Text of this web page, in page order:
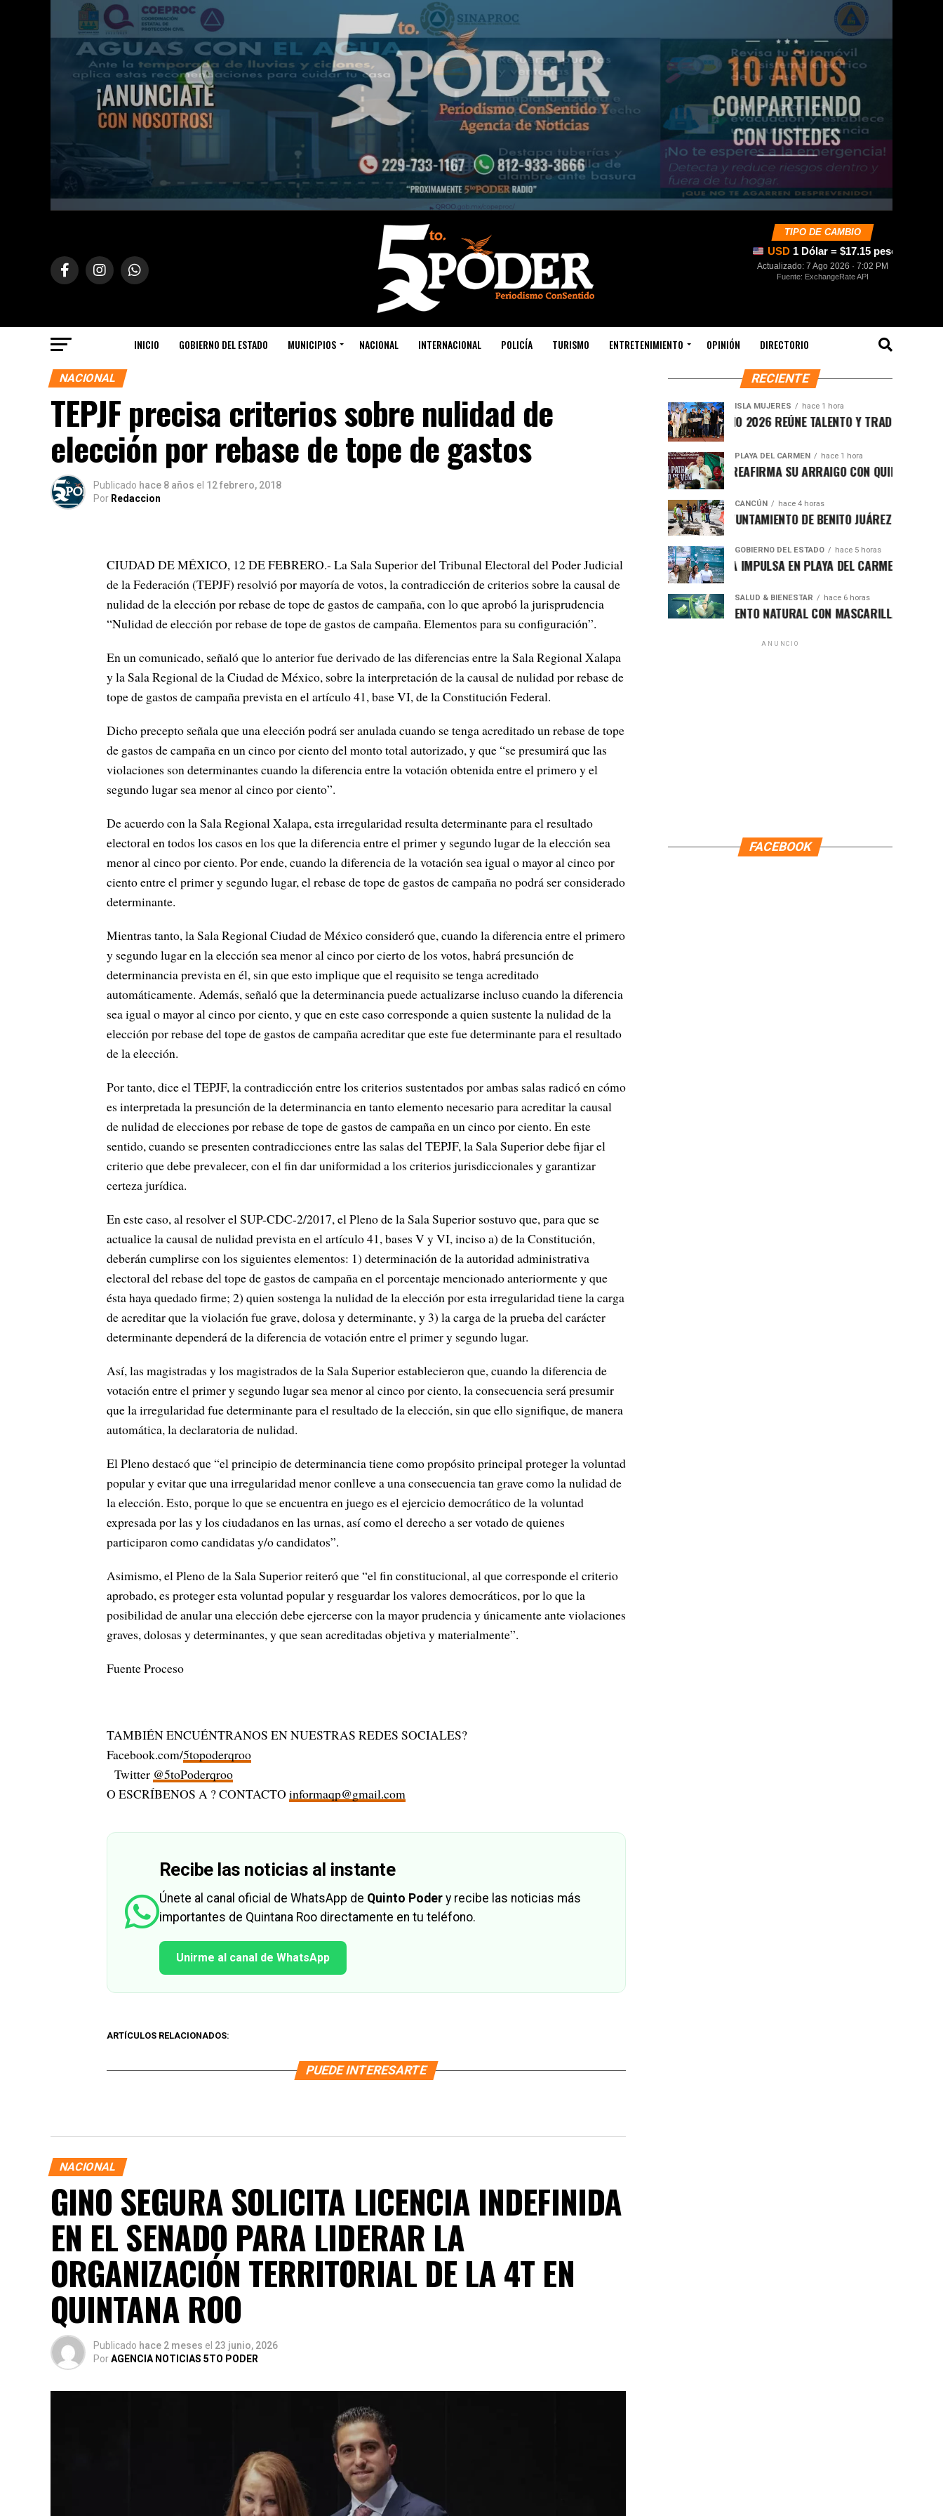
TIPO DE CAMBIO
USD 1 Dólar = $17.15 pesos
Actualizado: 7 Ago 2026 · 7:02 PM
Fuente: ExchangeRate API
INICIO GOBIERNO DEL ESTADO MUNICIPIOS NACIONAL INTERNACIONAL POLICÍA TURISMO ENTRETENIMIENTO OPINIÓN DIRECTORIO
NACIONAL
TEPJF precisa criterios sobre nulidad de
elección por rebase de tope de gastos
Publicado hace 8 años el 12 febrero, 2018
Por Redaccion
CIUDAD DE MÉXICO, 12 DE FEBRERO.- La Sala Superior del Tribunal Electoral del Poder Judicial
de la Federación (TEPJF) resolvió por mayoría de votos, la contradicción de criterios sobre la causal de
nulidad de la elección por rebase de tope de gastos de campaña, con lo que aprobó la jurisprudencia
“Nulidad de elección por rebase de tope de gastos de campaña. Elementos para su configuración”.
En un comunicado, señaló que lo anterior fue derivado de las diferencias entre la Sala Regional Xalapa
y la Sala Regional de la Ciudad de México, sobre la interpretación de la causal de nulidad por rebase de
tope de gastos de campaña prevista en el artículo 41, base VI, de la Constitución Federal.
Dicho precepto señala que una elección podrá ser anulada cuando se tenga acreditado un rebase de tope
de gastos de campaña en un cinco por ciento del monto total autorizado, y que “se presumirá que las
violaciones son determinantes cuando la diferencia entre la votación obtenida entre el primero y el
segundo lugar sea menor al cinco por ciento”.
De acuerdo con la Sala Regional Xalapa, esta irregularidad resulta determinante para el resultado
electoral en todos los casos en los que la diferencia entre el primer y segundo lugar de la elección sea
menor al cinco por ciento. Por ende, cuando la diferencia de la votación sea igual o mayor al cinco por
ciento entre el primer y segundo lugar, el rebase de tope de gastos de campaña no podrá ser considerado
determinante.
Mientras tanto, la Sala Regional Ciudad de México consideró que, cuando la diferencia entre el primero
y segundo lugar en la elección sea menor al cinco por cierto de los votos, habrá presunción de
determinancia prevista en él, sin que esto implique que el requisito se tenga acreditado
automáticamente. Además, señaló que la determinancia puede actualizarse incluso cuando la diferencia
sea igual o mayor al cinco por ciento, y que en este caso corresponde a quien sustente la nulidad de la
elección por rebase del tope de gastos de campaña acreditar que este fue determinante para el resultado
de la elección.
Por tanto, dice el TEPJF, la contradicción entre los criterios sustentados por ambas salas radicó en cómo
es interpretada la presunción de la determinancia en tanto elemento necesario para acreditar la causal
de nulidad de elecciones por rebase de tope de gastos de campaña en un cinco por ciento. En este
sentido, cuando se presenten contradicciones entre las salas del TEPJF, la Sala Superior debe fijar el
criterio que debe prevalecer, con el fin dar uniformidad a los criterios jurisdiccionales y garantizar
certeza jurídica.
En este caso, al resolver el SUP-CDC-2/2017, el Pleno de la Sala Superior sostuvo que, para que se
actualice la causal de nulidad prevista en el artículo 41, bases V y VI, inciso a) de la Constitución,
deberán cumplirse con los siguientes elementos: 1) determinación de la autoridad administrativa
electoral del rebase del tope de gastos de campaña en el porcentaje mencionado anteriormente y que
ésta haya quedado firme; 2) quien sostenga la nulidad de la elección por esta irregularidad tiene la carga
de acreditar que la violación fue grave, dolosa y determinante, y 3) la carga de la prueba del carácter
determinante dependerá de la diferencia de votación entre el primer y segundo lugar.
Así, las magistradas y los magistrados de la Sala Superior establecieron que, cuando la diferencia de
votación entre el primer y segundo lugar sea menor al cinco por ciento, la consecuencia será presumir
que la irregularidad fue determinante para el resultado de la elección, sin que ello signifique, de manera
automática, la declaratoria de nulidad.
El Pleno destacó que “el principio de determinancia tiene como propósito principal proteger la voluntad
popular y evitar que una irregularidad menor conlleve a una consecuencia tan grave como la nulidad de
la elección. Esto, porque lo que se encuentra en juego es el ejercicio democrático de la voluntad
expresada por las y los ciudadanos en las urnas, así como el derecho a ser votado de quienes
participaron como candidatas y/o candidatos”.
Asimismo, el Pleno de la Sala Superior reiteró que “el fin constitucional, al que corresponde el criterio
aprobado, es proteger esta voluntad popular y resguardar los valores democráticos, por lo que la
posibilidad de anular una elección debe ejercerse con la mayor prudencia y únicamente ante violaciones
graves, dolosas y determinantes, y que sean acreditadas objetiva y materialmente”.
Fuente Proceso
TAMBIÉN ENCUÉNTRANOS EN NUESTRAS REDES SOCIALES?
Facebook.com/5topoderqroo
Twitter @5toPoderqroo
O ESCRÍBENOS A ? CONTACTO informaqp@gmail.com
Recibe las noticias al instante
Únete al canal oficial de WhatsApp de Quinto Poder y recibe las noticias más
importantes de Quintana Roo directamente en tu teléfono.
Unirme al canal de WhatsApp
ARTÍCULOS RELACIONADOS:
PUEDE INTERESARTE
NACIONAL
GINO SEGURA SOLICITA LICENCIA INDEFINIDA
EN EL SENADO PARA LIDERAR LA
ORGANIZACIÓN TERRITORIAL DE LA 4T EN
QUINTANA ROO
Publicado hace 2 meses el 23 junio, 2026
PorAGENCIA NOTICIAS 5TO PODER
RECIENTE
ISLA MUJERES hace 1 hora
CEVICHE ISLEÑO 2026 REÚNE TALENTO Y TRADICIÓN EN ISLA
PLAYA DEL CARMEN hace 1 hora
RAFA MARÍN REAFIRMA SU ARRAIGO CON QUINTANA ROO
CANCÚN hace 4 horas
FORTALECE AYUNTAMIENTO DE BENITO JUÁREZ ACCIONES
GOBIERNO DEL ESTADO hace 5 horas
MARA LEZAMA IMPULSA EN PLAYA DEL CARMEN EL PRIMER
SALUD & BIENESTAR hace 6 horas
REJUVENECIMIENTO NATURAL CON MASCARILLA DE SÁBILA
ANUNCIO
FACEBOOK